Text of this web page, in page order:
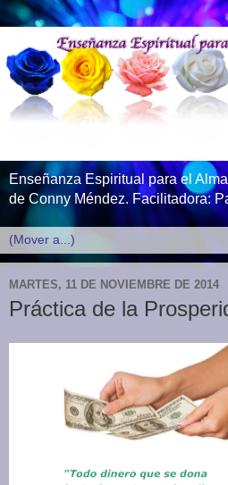
Enseñanza Espiritual para el
de Conny Méndez. Facilitadora:
MARTES, 11 DE NOVIEMBRE DE 2014
Práctica de la